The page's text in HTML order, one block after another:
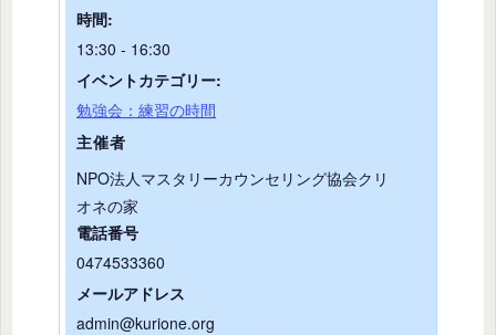
時間:
13:30 - 16:30
イベントカテゴリー:
勉強会：練習の時間
主催者
NPO法人マスタリーカウンセリング協会クリ
オネの家
電話番号
0474533360
メールアドレス
admin@kurione.org